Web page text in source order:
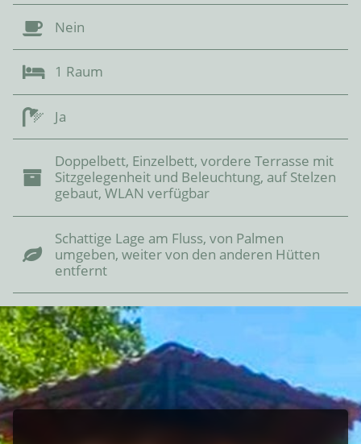
Nein
1 Raum
Ja
Doppelbett, Einzelbett, vordere Terrasse mit
Sitzgelegenheit und Beleuchtung, auf Stelzen
gebaut, WLAN verfügbar
Schattige Lage am Fluss, von Palmen
umgeben, weiter von den anderen Hütten
entfernt